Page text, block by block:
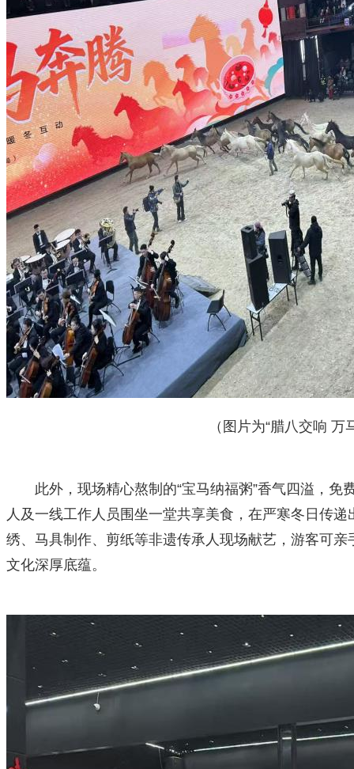
（图片为“腊八交响 万马奔腾
此外，现场精心熬制的“宝马纳福粥”香气四溢，
人及一线工作人员围坐一堂共享美食，在严寒冬日传
绣、马具制作、剪纸等非遗传承人现场献艺，游客可
文化深厚底蕴。